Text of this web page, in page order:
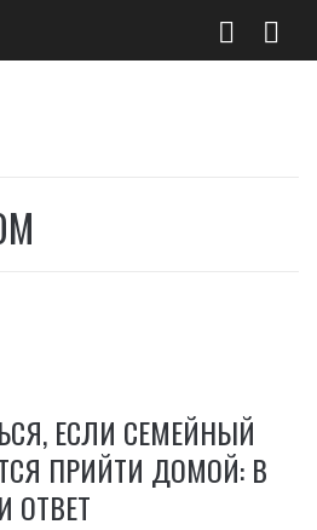
ЕСЛИ СЕМЕЙНЫЙ
ПРИЙТИ ДОМОЙ: В
ОТВЕТ